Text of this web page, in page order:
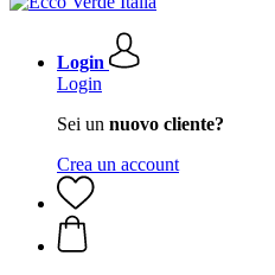
Login
Login
Sei un nuovo cliente?
Crea un account